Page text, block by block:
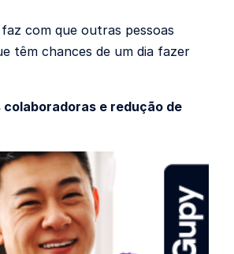
com que outras pessoas
têm chances de um dia fazer
e redução de